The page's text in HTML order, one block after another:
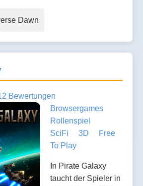
Dawn
Bewertungen
Browsergames
Rollenspiel
SciFi
3D
Free
To Play
In Pirate Galaxy
taucht der Spieler in